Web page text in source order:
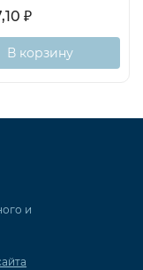
₽
В корзину
и